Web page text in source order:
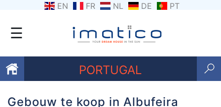
EN FR NL DE PT
☰
PORTUGAL
Favorieten
Gebouw te koop in Albufeira